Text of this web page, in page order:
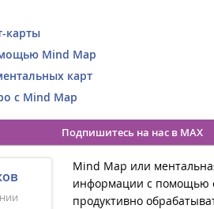
карты
Mind Map
карт
с Mind Map
Подпишитесь на нас в MAX
Mind Map или
информации с помощью
продуктивно